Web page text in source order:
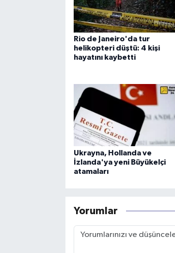
Rio de Janeiro'da tur
helikopteri düştü: 4 kişi
hayatını kaybetti
Ukrayna, Hollanda ve
İzlanda'ya yeni Büyükelçi
atamaları
Yorumlar